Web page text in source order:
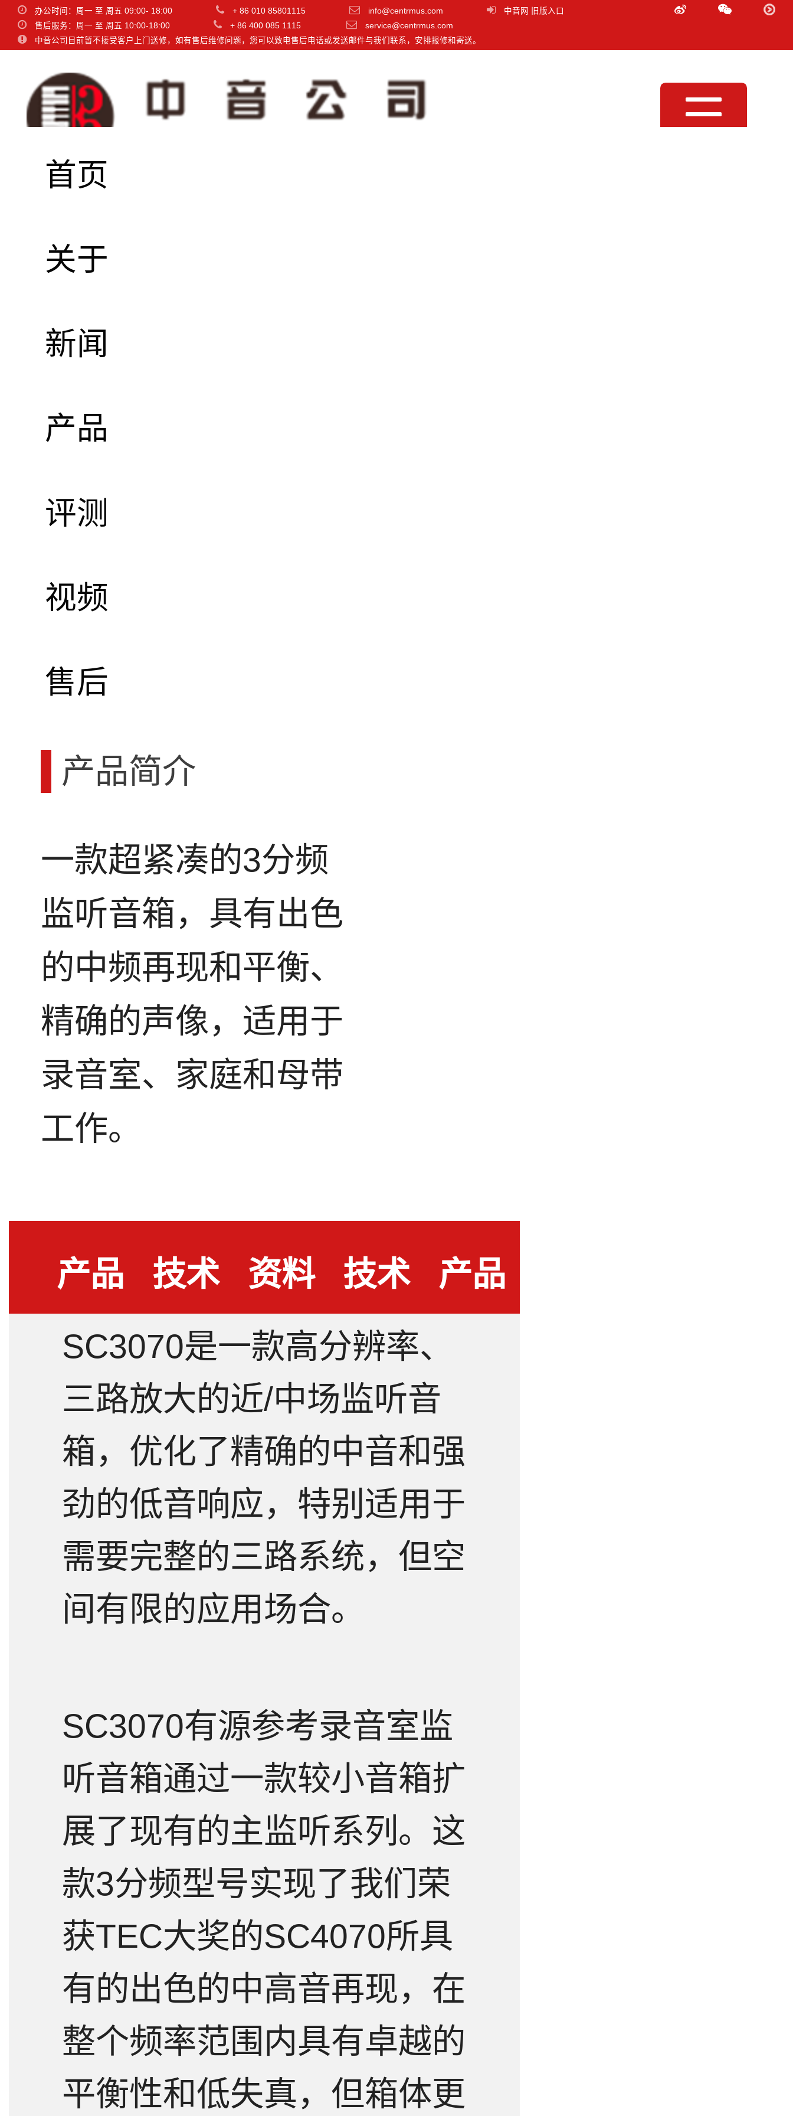
办公时间：周一 至 周五 09:00- 18:00 + 86 010 85801115 info@centrmus.com
中音网 旧版入口
售后服务：周一 至 周五 10:00-18:00
+ 86 400 085 1115
service@centrmus.com
中音公司目前暂不接受客户上门送修，如有售后维修问题，您可以致电售后电话或发送邮件与我们联系，安排报修和寄送。
首页
关于
新闻
产品
评测
视频
售后
产品简介
一款超紧凑的3分频
监听音箱，具有出色
的中频再现和平衡、
精确的声像，适用于
录音室、家庭和母带
工作。
产品
详情
技术
指标
资料
下载
技术
问答
产品
SC3070是一款高分辨率、
三路放大的近/中场监听音
箱，优化了精确的中音和强
劲的低音响应，特别适用于
需要完整的三路系统，但空
间有限的应用场合。
SC3070有源参考录音室监
听音箱通过一款较小音箱扩
展了现有的主监听系列。这
款3分频型号实现了我们荣
获TEC大奖的SC4070所具
有的出色的中高音再现，在
整个频率范围内具有卓越的
平衡性和低失真，但箱体更